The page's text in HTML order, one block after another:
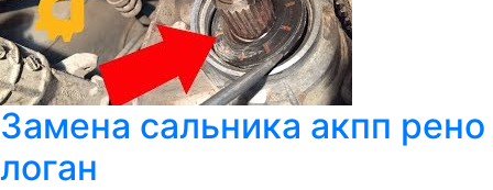
Замена сальника акпп рено
логан